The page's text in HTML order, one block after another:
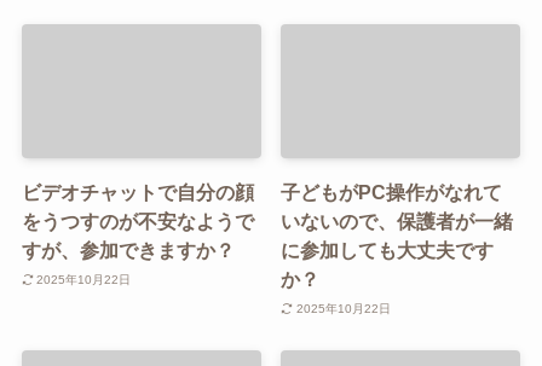
ビデオチャットで自分の顔
をうつすのが不安なようで
すが、参加できますか？
2025年10月22日
子どもがPC操作がなれて
いないので、保護者が一緒
に参加しても大丈夫です
か？
2025年10月22日